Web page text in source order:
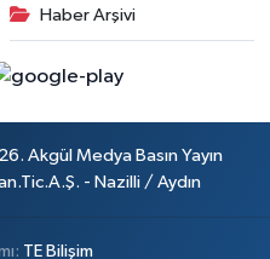
Haber Arşivi
Akgül Medya Basın Yayın
- Nazilli / Aydın
TE Bilişim